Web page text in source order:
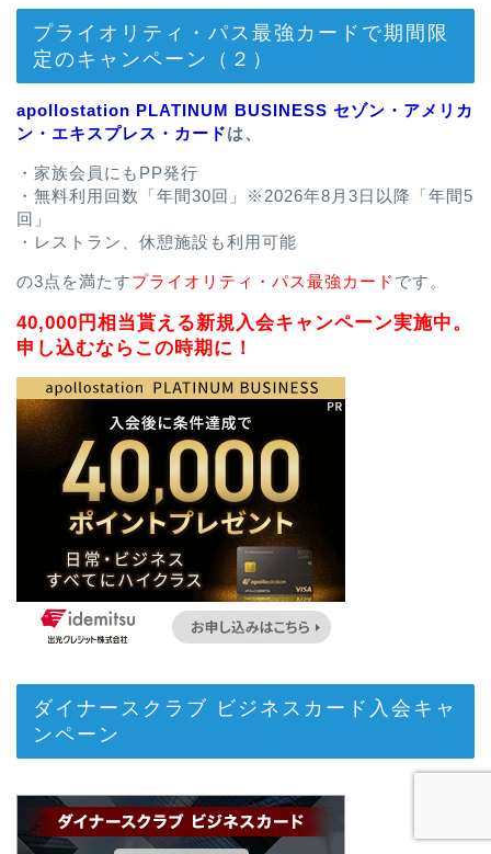
プライオリティ・パス最強カードで期間限
定のキャンペーン（２）
apollostation PLATINUM BUSINESS セゾン・アメリカ
ン・エキスプレス・カードは、
・家族会員にもPP発行
・無料利用回数「年間30回」※2026年8月3日以降「年間5
回」
・レストラン、休憩施設も利用可能
の3点を満たすプライオリティ・パス最強カード です。
40,000円相当貰える新規入会キャンペーン実施中。
申し込むならこの時期に！
ダイナースクラブ ビジネスカード入会キャ
ンペーン